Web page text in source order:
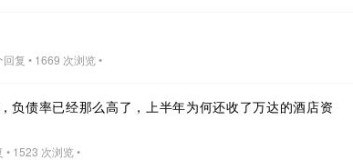
复 • 1669 次浏览 •
负债率已经那么高了，上半年为何还收了万达的酒店资
• 1523 次浏览 •